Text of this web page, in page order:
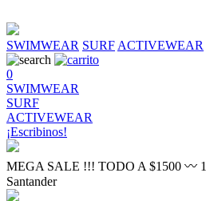
SWIMWEAR SURF ACTIVEWEAR
0
SWIMWEAR
SURF
ACTIVEWEAR
¡Escribinos!
MEGA SALE !!! TODO A $1500 〰
Santander